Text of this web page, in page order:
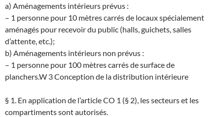
a) Aménagements intérieurs prévus :
– 1 personne pour 10 mètres carrés de locaux spécialement
aménagés pour recevoir du public (halls, guichets, salles
d’attente, etc.);
b) Aménagements intérieurs non prévus :
– 1 personne pour 100 mètres carrés de surface de
planchers.W 3 Conception de la distribution intérieure
§ 1. En application de l’article CO 1 (§ 2), les secteurs et les
compartiments sont autorisés.